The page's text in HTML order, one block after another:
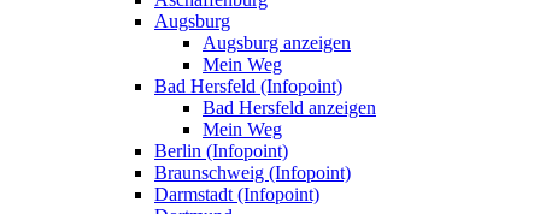
Augsburg
Augsburg anzeigen
Mein Weg
Bad Hersfeld (Infopoint)
Bad Hersfeld anzeigen
Mein Weg
Berlin (Infopoint)
Braunschweig (Infopoint)
Darmstadt (Infopoint)